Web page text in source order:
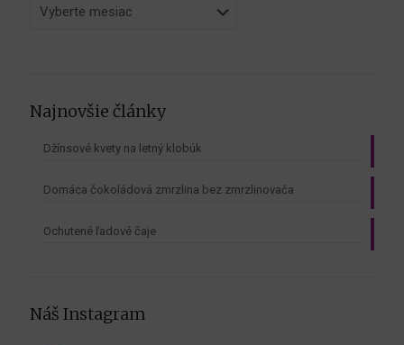
Najnovšie články
Džínsové kvety na letný klobúk
Domáca čokoládová zmrzlina bez zmrzlinovača
Ochutené ľadové čaje
Náš Instagram